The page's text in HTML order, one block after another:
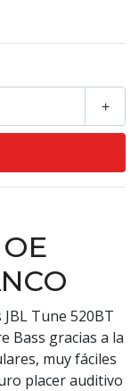
+
Tune 520BT
Bass gracias a la
muy fáciles
placer auditivo